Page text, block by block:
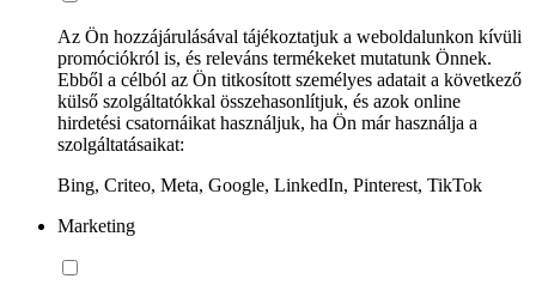
Az Ön hozzájárulásával tájékoztatjuk a weboldalunkon kívüli
promóciókról is, és releváns termékeket mutatunk Önnek.
Ebből a célból az Ön titkosított személyes adatait a következő
külső szolgáltatókkal összehasonlítjuk, és azok online
hirdetési csatornáikat használjuk, ha Ön már használja a
szolgáltatásaikat:
Bing, Criteo, Meta, Google, LinkedIn, Pinterest, TikTok
Marketing